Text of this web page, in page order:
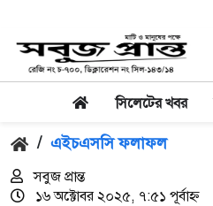
সিলেটের খবর
/ এইচএসসি ফলাফল
সবুজ প্রান্ত
১৬ অক্টোবর ২০২৫, ৭:৫১ পূর্বাহ্ন